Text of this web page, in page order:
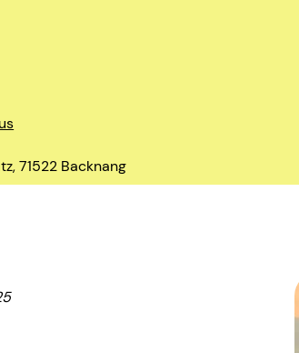
71522 Backnang